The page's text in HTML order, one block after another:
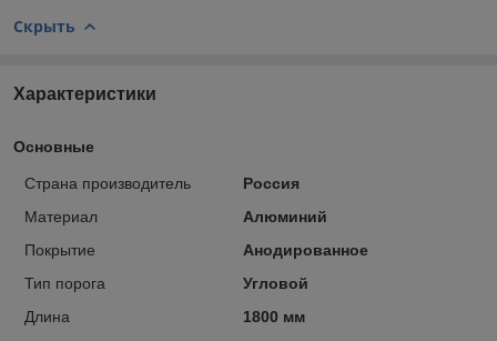
Скрыть
Характеристики
Основные
Страна производитель
Россия
Материал
Алюминий
Покрытие
Анодированное
Тип порога
Угловой
Длина
1800 мм